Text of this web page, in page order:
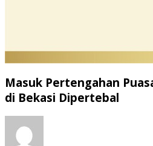
Masuk Pertengahan
di Bekasi Dipertebal